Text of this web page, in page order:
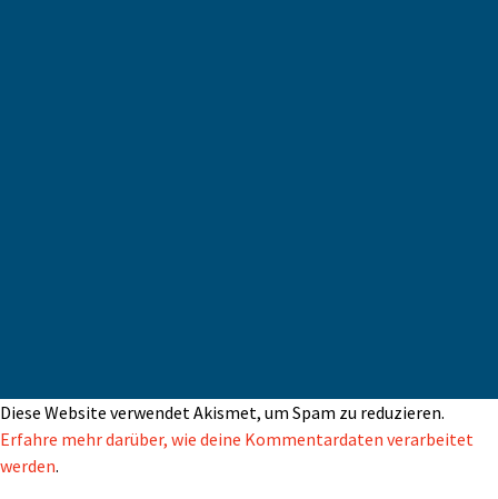
Diese Website verwendet Akismet, um Spam zu reduzieren.
Erfahre mehr darüber, wie deine Kommentardaten verarbeitet
werden.